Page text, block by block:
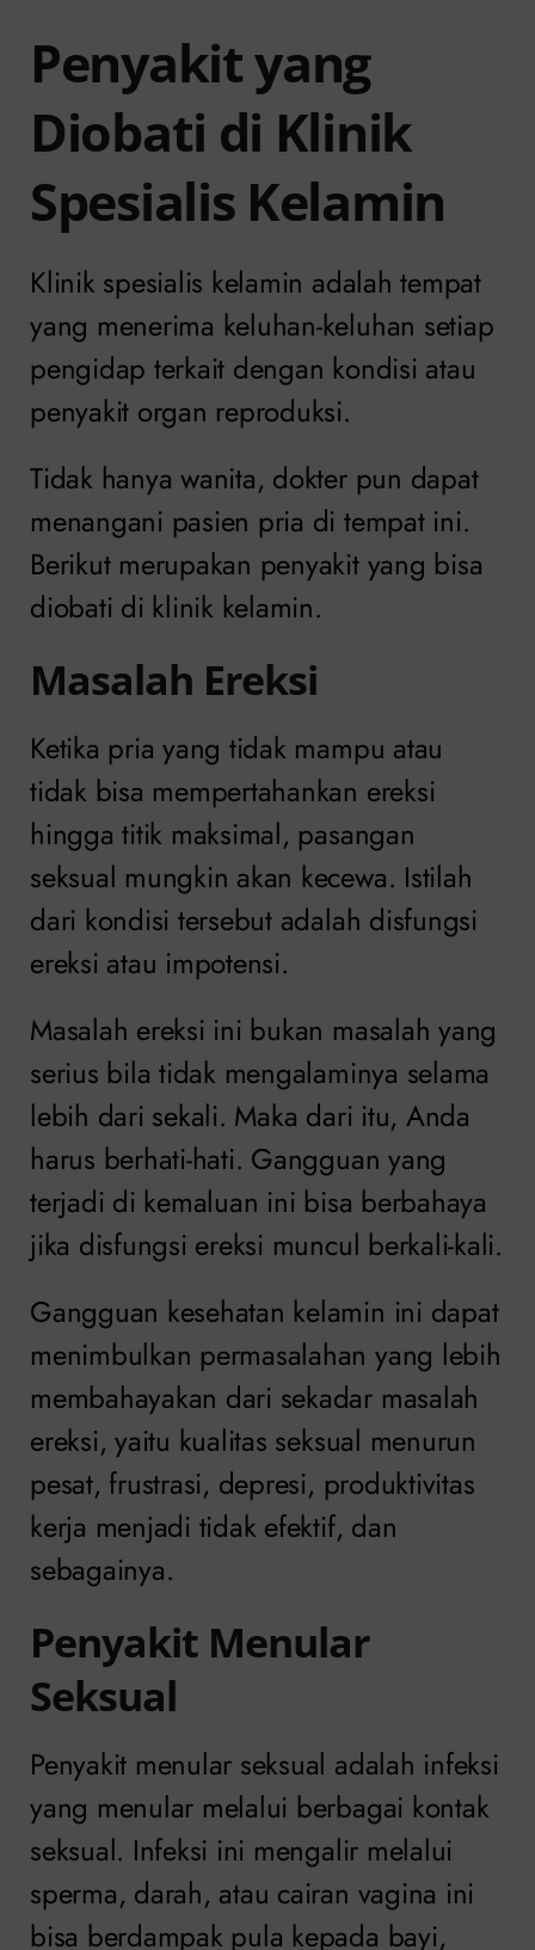
Penyakit yang
Diobati di Klinik
Spesialis Kelamin
Klinik spesialis kelamin adalah tempat
yang menerima keluhan-keluhan setiap
pengidap terkait dengan kondisi atau
penyakit organ reproduksi.
Tidak hanya wanita, dokter pun dapat
menangani pasien pria di tempat ini.
Berikut merupakan penyakit yang bisa
diobati di klinik kelamin.
Masalah Ereksi
Ketika pria yang tidak mampu atau
tidak bisa mempertahankan ereksi
hingga titik maksimal, pasangan
seksual mungkin akan kecewa. Istilah
dari kondisi tersebut adalah disfungsi
ereksi atau impotensi.
Masalah ereksi ini bukan masalah yang
serius bila tidak mengalaminya selama
lebih dari sekali. Maka dari itu, Anda
harus berhati-hati. Gangguan yang
terjadi di kemaluan ini bisa berbahaya
jika disfungsi ereksi muncul berkali-kali.
Gangguan kesehatan kelamin ini dapat
menimbulkan permasalahan yang lebih
membahayakan dari sekadar masalah
ereksi, yaitu kualitas seksual menurun
pesat, frustrasi, depresi, produktivitas
kerja menjadi tidak efektif, dan
sebagainya.
Penyakit Menular
Seksual
Penyakit menular seksual adalah infeksi
yang menular melalui berbagai kontak
seksual. Infeksi ini mengalir melalui
sperma, darah, atau cairan vagina ini
bisa berdampak pula kepada bayi,